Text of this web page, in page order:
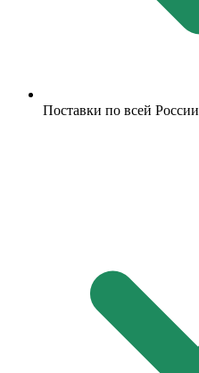
Поставки по всей России